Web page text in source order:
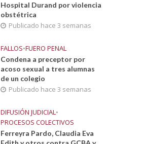
Hospital Durand por violencia
obstétrica
Publicado hace 3 semanas
FALLOS•FUERO PENAL
Condena a preceptor por
acoso sexual a tres alumnas
de un colegio
Publicado hace 3 semanas
DIFUSIÓN JUDICIAL•
PROCESOS COLECTIVOS
Ferreyra Pardo, Claudia Eva